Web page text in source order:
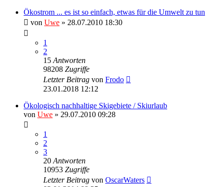
Ökostrom ... es ist so einfach, etwas für die Umwelt zu tun
von Uwe » 28.07.2010 18:30
1
2
15 Antworten
98208 Zugriffe
Letzter Beitrag von Frodo
23.01.2018 12:12
Ökologisch nachhaltige Skigebiete / Skiurlaub
von Uwe » 29.07.2010 09:28
1
2
3
20 Antworten
10953 Zugriffe
Letzter Beitrag von OscarWaters